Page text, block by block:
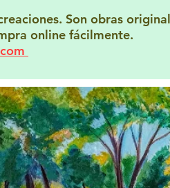
Son obras
online fácilmente.